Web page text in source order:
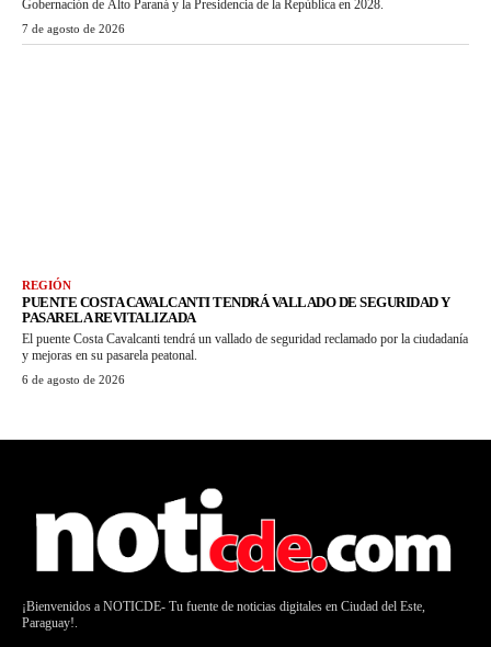
Gobernación de Alto Paraná y la Presidencia de la República en 2028.
7 de agosto de 2026
REGIÓN
PUENTE COSTA CAVALCANTI TENDRÁ VALLADO DE SEGURIDAD Y
PASARELA REVITALIZADA
El puente Costa Cavalcanti tendrá un vallado de seguridad reclamado por la ciudadanía
y mejoras en su pasarela peatonal.
6 de agosto de 2026
¡Bienvenidos a NOTICDE- Tu fuente de noticias digitales en Ciudad del Este,
Paraguay!.